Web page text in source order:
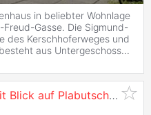
in beliebter Wohnlage
Freud-Gasse. Die Sigmund-
des Kerschhoferweges und
besteht aus Untergeschoss...
auf Plabutsch und Koralm und möglicher Büronutzung